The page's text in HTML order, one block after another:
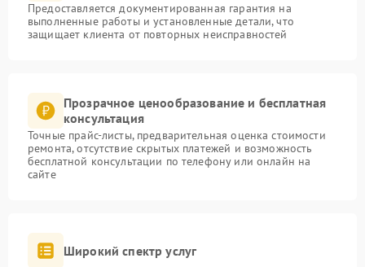
Предоставляется документированная гарантия на
выполненные работы и установленные детали, что
защищает клиента от повторных неисправностей
Прозрачное ценообразование и бесплатная
консультация
Точные прайс-листы, предварительная оценка стоимости
ремонта, отсутствие скрытых платежей и возможность
бесплатной консультации по телефону или онлайн на
сайте
Широкий спектр услуг